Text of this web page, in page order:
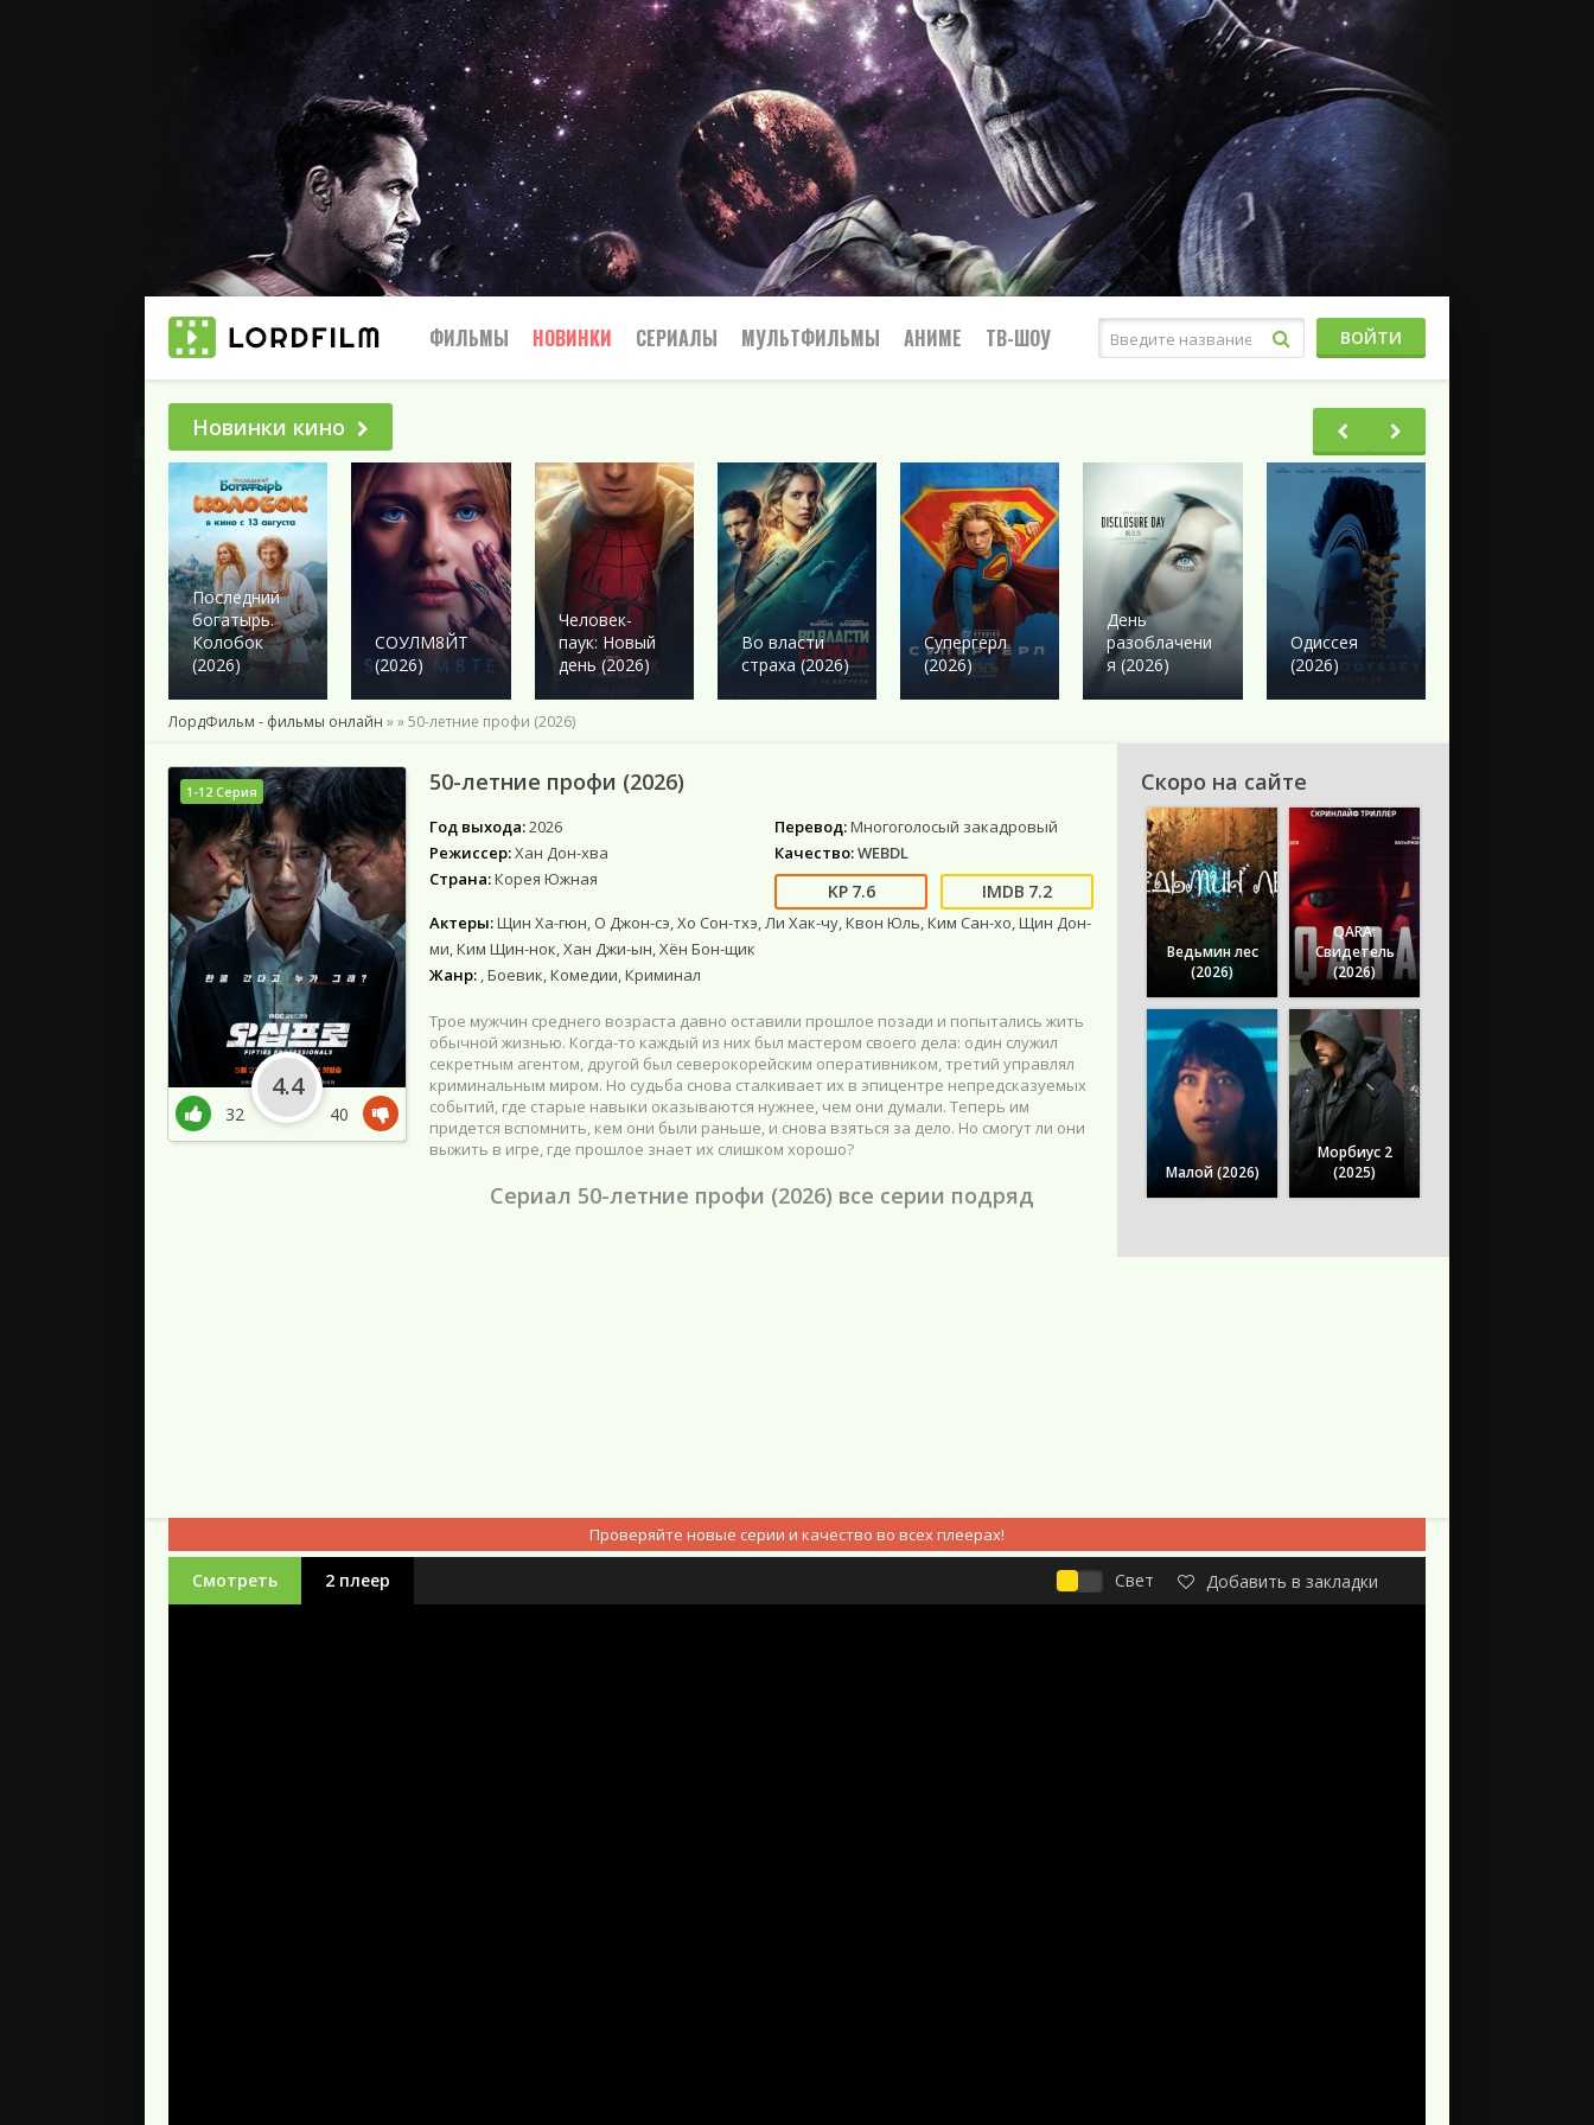
ФИЛЬМЫ
2025
2024
2023
2022
2021
2020
2018
Боевики
Вестерн
Военный
Детектив
Драма
Исторические
Комедия
Семейный
Триллер
Ужасы
Фантастика
Фэнтези
Фильмы 4К
Фильмы HD1080
НОВИНКИ СЕРИАЛЫ
Боевик
Мелодрамы
Военный
Детектив
Исторические
Приключения
Триллеры
Ужасы
Фантастика
Netflix
МУЛЬТФИЛЬМЫ АНИМЕ
Драма
Романтика
Комедия
Этти
Мистика
Приключения
Ужасы
Триллеры
Боевик
ТВ-ШОУ ВОЙТИ
Новинки кино
Последний
богатырь.
Колобок
(2026)
СОУЛМ8ЙТ
(2026)
Человек-
паук: Новый
день (2026)
Во власти
страха (2026)
Супергерл
(2026)
День
разоблачени
я (2026)
Одиссея
(2026)
ЛордФильм - фильмы онлайн »» 50-летние профи (2026)
50-летние профи (2026)
Год выхода:2026
Режиссер:Хан Дон-хва
Страна:Корея Южная
Перевод:Многоголосый закадровый
Качество:WEBDL
7.6 7.2
Актеры:Щин Ха-гюн, О Джон-сэ, Хо Сон-тхэ, Ли Хак-чу, Квон Юль, Ким Сан-хо, Щин Дон-
ми, Ким Щин-нок, Хан Джи-ын, Хён Бон-щик
Жанр: , Боевик, Комедии, Криминал
Трое мужчин среднего возраста давно оставили прошлое позади и попытались жить
обычной жизнью. Когда-то каждый из них был мастером своего дела: один служил
секретным агентом, другой был северокорейским оперативником, третий управлял
криминальным миром. Но судьба снова сталкивает их в эпицентре непредсказуемых
событий, где старые навыки оказываются нужнее, чем они думали. Теперь им
придется вспомнить, кем они были раньше, и снова взяться за дело. Но смогут ли они
выжить в игре, где прошлое знает их слишком хорошо?
Сериал 50-летние профи (2026) все серии подряд
1-12 Серия
32
4.4
40
Скоро на сайте
Ведьмин лес
(2026)
QARA:
Свидетель
(2026)
Малой (2026)
Морбиус 2
(2025)
Проверяйте новые серии и качество во всех плеерах!
Смотреть 2 плеер Свет Добавить в закладки